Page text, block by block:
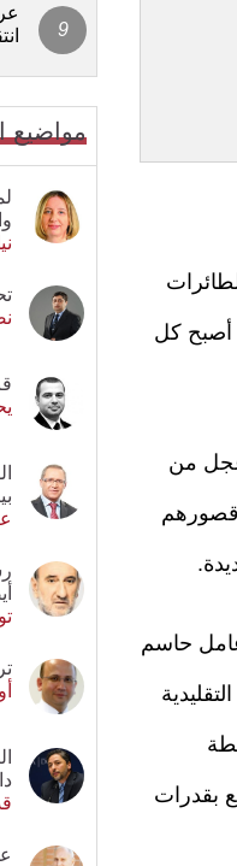
أصبح كل
عجل من
قصورهم
عامل حاسم
بقدرات
مواضيع